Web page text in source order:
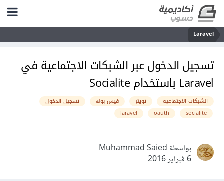
Laravel
تسجيل الدخول عبر الشبكات الاجتماعية في
Laravel باستخدام Socialite
الشبكات الاجتماعية تويتر فيس بوك
تسجيل الدخول
socialite
oauth
laravel
بواسطة Muhammad Saied
6 فبراير 2016